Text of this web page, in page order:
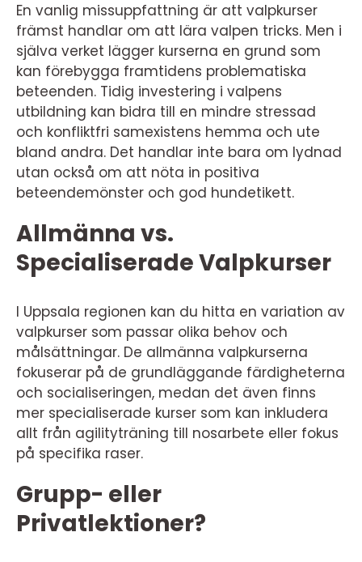
En vanlig missuppfattning är att valpkurser
främst handlar om att lära valpen tricks. Men i
själva verket lägger kurserna en grund som
kan förebygga framtidens problematiska
beteenden. Tidig investering i valpens
utbildning kan bidra till en mindre stressad
och konfliktfri samexistens hemma och ute
bland andra. Det handlar inte bara om lydnad
utan också om att nöta in positiva
beteendemönster och god hundetikett.
Allmänna vs.
Specialiserade Valpkurser
I Uppsala regionen kan du hitta en variation av
valpkurser som passar olika behov och
målsättningar. De allmänna valpkurserna
fokuserar på de grundläggande färdigheterna
och socialiseringen, medan det även finns
mer specialiserade kurser som kan inkludera
allt från agilityträning till nosarbete eller fokus
på specifika raser.
Grupp- eller
Privatlektioner?